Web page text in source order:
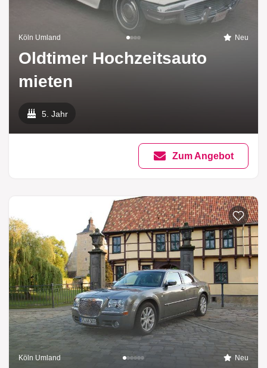
Köln Umland Neu
Oldtimer Hochzeitsauto
mieten
5. Jahr
Zum Angebot
Köln Umland Neu